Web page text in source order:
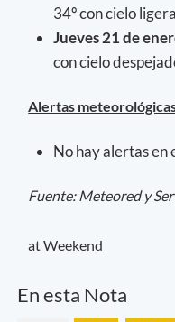
34º con cielo
Jueves 21 de
con cielo
Alertas
No hay alertas en
Fuente: Meteored y
at Weekend
En esta Nota